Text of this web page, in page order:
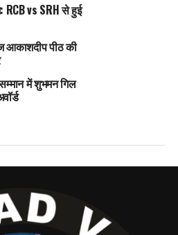
vs SRH से हुई
आकाशदीप पीठ की
में शुभमन गिल